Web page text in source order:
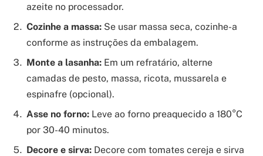
azeite no processador.
Cozinhe a massa: Se usar massa seca, cozinhe-a
conforme as instruções da embalagem.
Monte a lasanha: Em um refratário, alterne
camadas de pesto, massa, ricota, mussarela e
espinafre (opcional).
Asse no forno: Leve ao forno preaquecido a 180°C
por 30-40 minutos.
Decore e sirva: Decore com tomates cereja e sirva